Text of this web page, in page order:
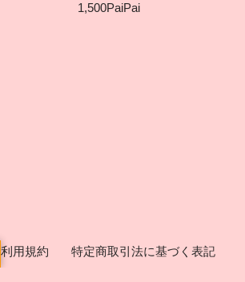
1,500PaiPai
利用規約 特定商取引法に基づく表記